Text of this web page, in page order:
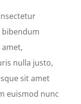
bibendum
nulla justo,
sit amet
euismod nunc